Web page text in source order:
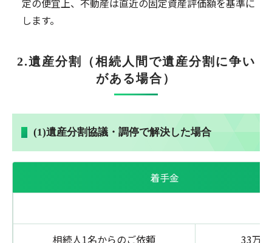
します。
2.遺産分割（相続人間で遺産分割に争い
がある場合）
(1)遺産分割協議・調停で解決した場合
着手金
相続人1名からのご依頼 33万円